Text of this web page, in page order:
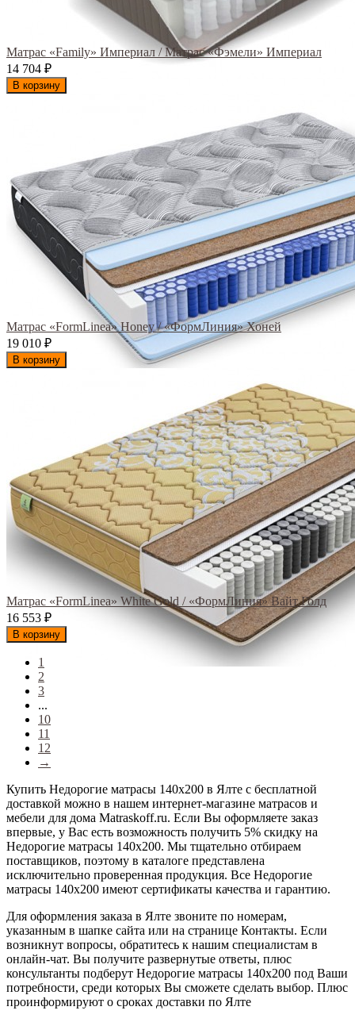
Матрас «Family» Империал / Матрас «Фэмели» Империал
14 704 ₽
В корзину
Матрас «FormLinea» Honey / «ФормЛиния» Хоней
19 010 ₽
В корзину
Матрас «FormLinea» White Gold / «ФормЛиния» Вайт Голд
16 553 ₽
В корзину
1
2
3
...
10
11
12
→
Купить Недорогие матрасы 140х200 в Ялте с бесплатной
доставкой можно в нашем интернет-магазине матрасов и
мебели для дома Matraskoff.ru. Если Вы оформляете заказ
впервые, у Вас есть возможность получить 5% скидку на
Недорогие матрасы 140х200. Мы тщательно отбираем
поставщиков, поэтому в каталоге представлена
исключительно проверенная продукция. Все Недорогие
матрасы 140х200 имеют сертификаты качества и гарантию.
Для оформления заказа в Ялте звоните по номерам,
указанным в шапке сайта или на странице Контакты. Если
возникнут вопросы, обратитесь к нашим специалистам в
онлайн-чат. Вы получите развернутые ответы, плюс
консультанты подберут Недорогие матрасы 140х200 под Ваши
потребности, среди которых Вы сможете сделать выбор. Плюс
проинформируют о сроках доставки по Ялте